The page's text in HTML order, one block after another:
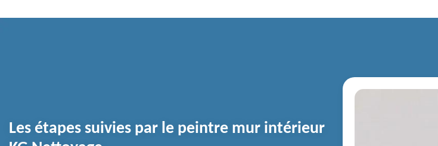
Les étapes suivies par le peintre mur intérieur